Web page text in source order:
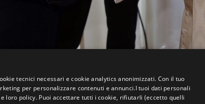
tecnici necessari e cookie analytics anonimizzati. Con il tuo
per personalizzare contenuti e annunci.I tuoi dati personali
loro policy. Puoi accettare tutti i cookie, rifiutarli (eccetto quelli